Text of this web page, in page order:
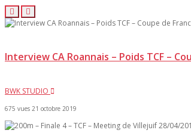
Interview CA Roannais – Poids TCF –
BWK STUDIO
675 vues 21 octobre 2019